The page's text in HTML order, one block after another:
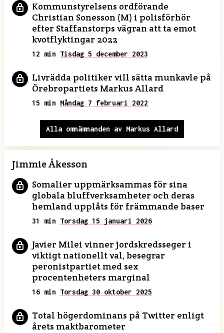
Kommunstyrelsens ordförande
Christian Sonesson (M) i polisförhör
efter Staffanstorps vägran att ta emot
kvotflyktingar 2022
12 min Tisdag 5 december 2023
Livrädda politiker vill sätta munkavle på
Örebropartiets Markus Allard
15 min Måndag 7 februari 2022
Alla omnämnanden av Markus Allard
Jimmie Åkesson
Somalier uppmärksammas för sina
globala bluffverksamheter och deras
hemland upplåts för främmande baser
31 min Torsdag 15 januari 2026
Javier Milei vinner jordskredsseger i
viktigt nationellt val, besegrar
peronistpartiet med sex
procentenheters marginal
16 min Torsdag 30 oktober 2025
Total högerdominans på Twitter enligt
årets maktbarometer